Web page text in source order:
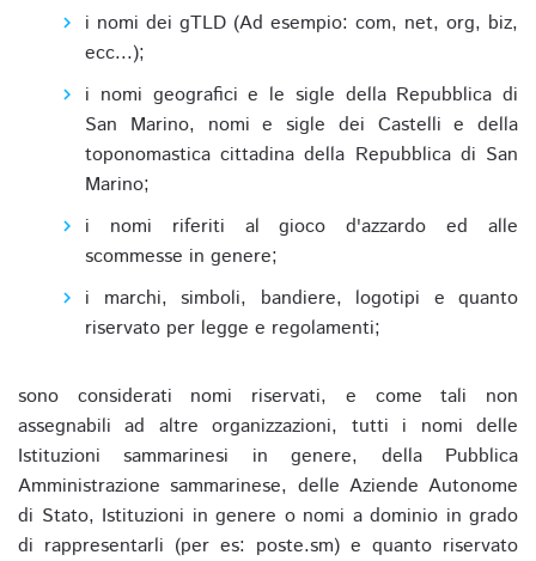
i nomi dei gTLD (Ad esempio: com, net, org, biz,
ecc...);
i nomi geografici e le sigle della Repubblica di
San Marino, nomi e sigle dei Castelli e della
toponomastica cittadina della Repubblica di San
Marino;
i nomi riferiti al gioco d'azzardo ed alle
scommesse in genere;
i marchi, simboli, bandiere, logotipi e quanto
riservato per legge e regolamenti;
sono considerati nomi riservati, e come tali non
assegnabili ad altre organizzazioni, tutti i nomi delle
Istituzioni sammarinesi in genere, della Pubblica
Amministrazione sammarinese, delle Aziende Autonome
di Stato, Istituzioni in genere o nomi a dominio in grado
di rappresentarli (per es: poste.sm) e quanto riservato